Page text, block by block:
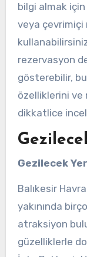
bilgi almak
veya çevrimiçi
rezervasyon
gösterebilir,
özelliklerini ve
dikkatlice
Gezilecek
Balıkesir
yakınında
atraksiyon
güzelliklerle